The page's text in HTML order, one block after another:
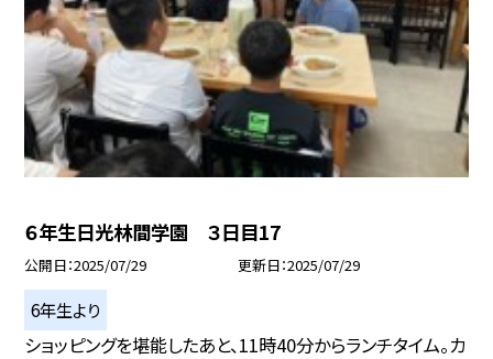
６年生日光林間学園 ３日目17
公開日 2025/07/29 更新日 2025/07/29
6年生より
ショッピングを堪能したあと、11時40分からランチタイム。カ